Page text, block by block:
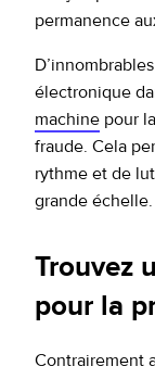
permanence
électronique
machine pour
fraude. Cela
rythme et de
grande échelle.
Trouvez
pour la
Contrairement